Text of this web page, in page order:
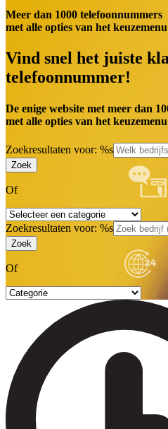
Meer dan 1000 telefoonnummers
met alle opties van het keuzemenu
Vind snel het juiste
telefoonnummer!
De enige website met meer dan
met alle opties van het keuzemenu
Zoekresultaten voor: %s
Of
Zoekresultaten voor: %s
Of